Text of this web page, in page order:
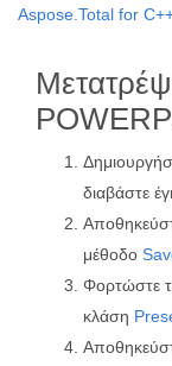
Aspose.Total for
διαβάστε
μέθοδο
Φορτώστε
κλάση